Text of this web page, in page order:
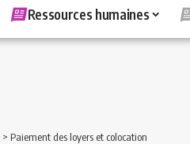
Ressources humaines
> Paiement des loyers et colocation